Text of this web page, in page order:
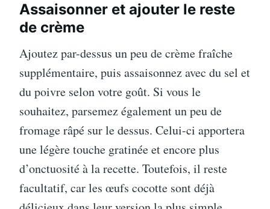
Assaisonner et ajouter le reste
de crème
Ajoutez par-dessus un peu de crème fraîche
supplémentaire, puis assaisonnez avec du sel et
du poivre selon votre goût. Si vous le
souhaitez, parsemez également un peu de
fromage râpé sur le dessus. Celui-ci apportera
une légère touche gratinée et encore plus
d’onctuosité à la recette. Toutefois, il reste
facultatif, car les œufs cocotte sont déjà